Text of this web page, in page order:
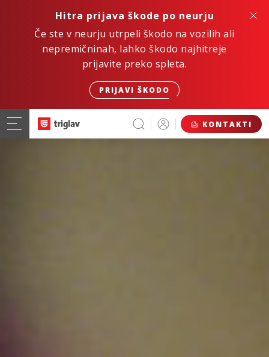
Hitra prijava škode po neurju
Če ste v neurju utrpeli škodo na vozilih ali
nepremičninah, lahko škodo najhitreje
prijavite preko spleta.
PRIJAVI ŠKODO
KONTAKTI